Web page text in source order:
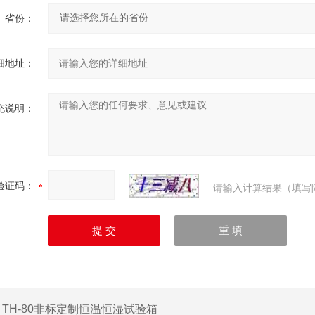
省份：
地址：
说明：
证码： 请输入计算结果（填
TH-80非标定制恒温恒湿试验箱